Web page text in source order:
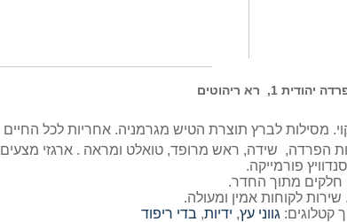
זוגית בהפרדה דתית - 4 אפשרויות הפרדה, שידה, ראש מרופד, טואלט ומראה . ארגזי מצעים
פורמייקה.
חלקים מתוך החדר.
לקוחות אמין ומעולה.
קטלוגים: גווני עץ, ידיות, בדי ריפוד